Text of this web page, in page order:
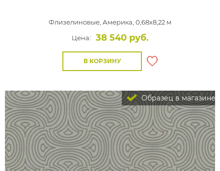
Флизелиновые, Америка, 0,68x8,22 м
Цена:
38 540 руб.
В КОРЗИНУ
Образец в магазине